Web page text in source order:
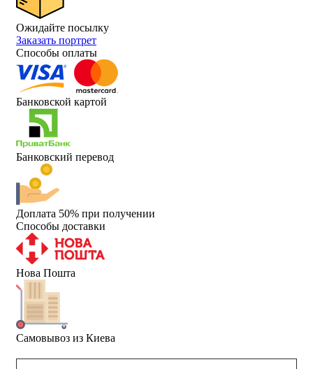
Ожидайте посылку
Заказать портрет
Способы оплаты
Банковской картой
Банковский перевод
Доплата 50% при получении
Способы доставки
Нова Пошта
Самовывоз из Киева